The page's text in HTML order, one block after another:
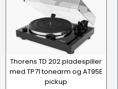
Thorens TD 202 pladespiller
med TP71 tonearm og AT95E
pickup